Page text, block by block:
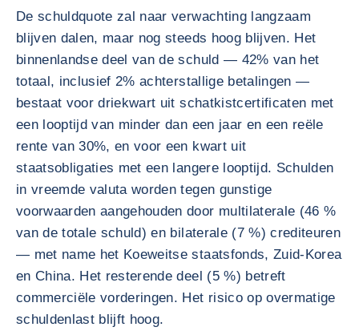
De schuldquote zal naar verwachting langzaam
blijven dalen, maar nog steeds hoog blijven. Het
binnenlandse deel van de schuld — 42% van het
totaal, inclusief 2% achterstallige betalingen —
bestaat voor driekwart uit schatkistcertificaten met
een looptijd van minder dan een jaar en een reële
rente van 30%, en voor een kwart uit
staatsobligaties met een langere looptijd. Schulden
in vreemde valuta worden tegen gunstige
voorwaarden aangehouden door multilaterale (46 %
van de totale schuld) en bilaterale (7 %) crediteuren
— met name het Koeweitse staatsfonds, Zuid-Korea
en China. Het resterende deel (5 %) betreft
commerciële vorderingen. Het risico op overmatige
schuldenlast blijft hoog.